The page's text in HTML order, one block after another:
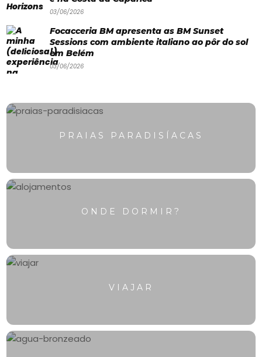
Sun7
somos
connosco!
03/06/2026
Focacceria BM apresenta as BM Sunset
Sessions com ambiente italiano ao pôr do sol
em Belém
03/06/2026
PRAIAS PARADISÍACAS
ONDE DORMIR?
VIAJAR